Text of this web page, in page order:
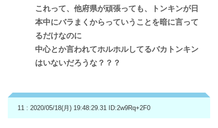
これって、他府県が頑張っても、トンキンが日
本中にバラまくからっていうことを暗に言って
るだけなのに
中心とか言われてホルホルしてるバカトンキン
はいないだろうな？？？
11 : 2020/05/18(月) 19:48:29.31 ID:2w9Rq+2F0